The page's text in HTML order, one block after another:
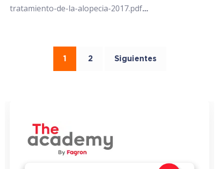
tratamiento-de-la-alopecia-2017.pdf...
1 2 Siguientes